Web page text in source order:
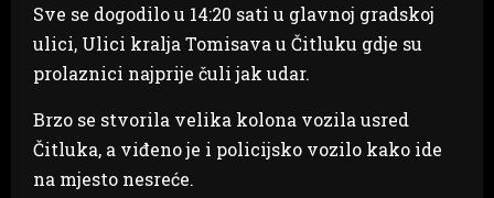
Sve se dogodilo u 14:20 sati u glavnoj gradskoj
ulici, Ulici kralja Tomisava u Čitluku gdje su
prolaznici najprije čuli jak udar.
Brzo se stvorila velika kolona vozila usred
Čitluka, a viđeno je i policijsko vozilo kako ide
na mjesto nesreće.